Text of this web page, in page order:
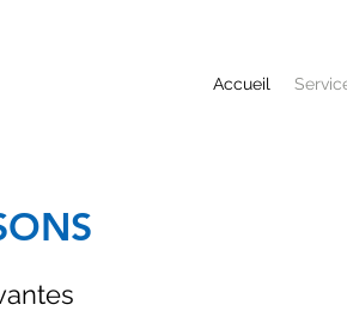
Accueil